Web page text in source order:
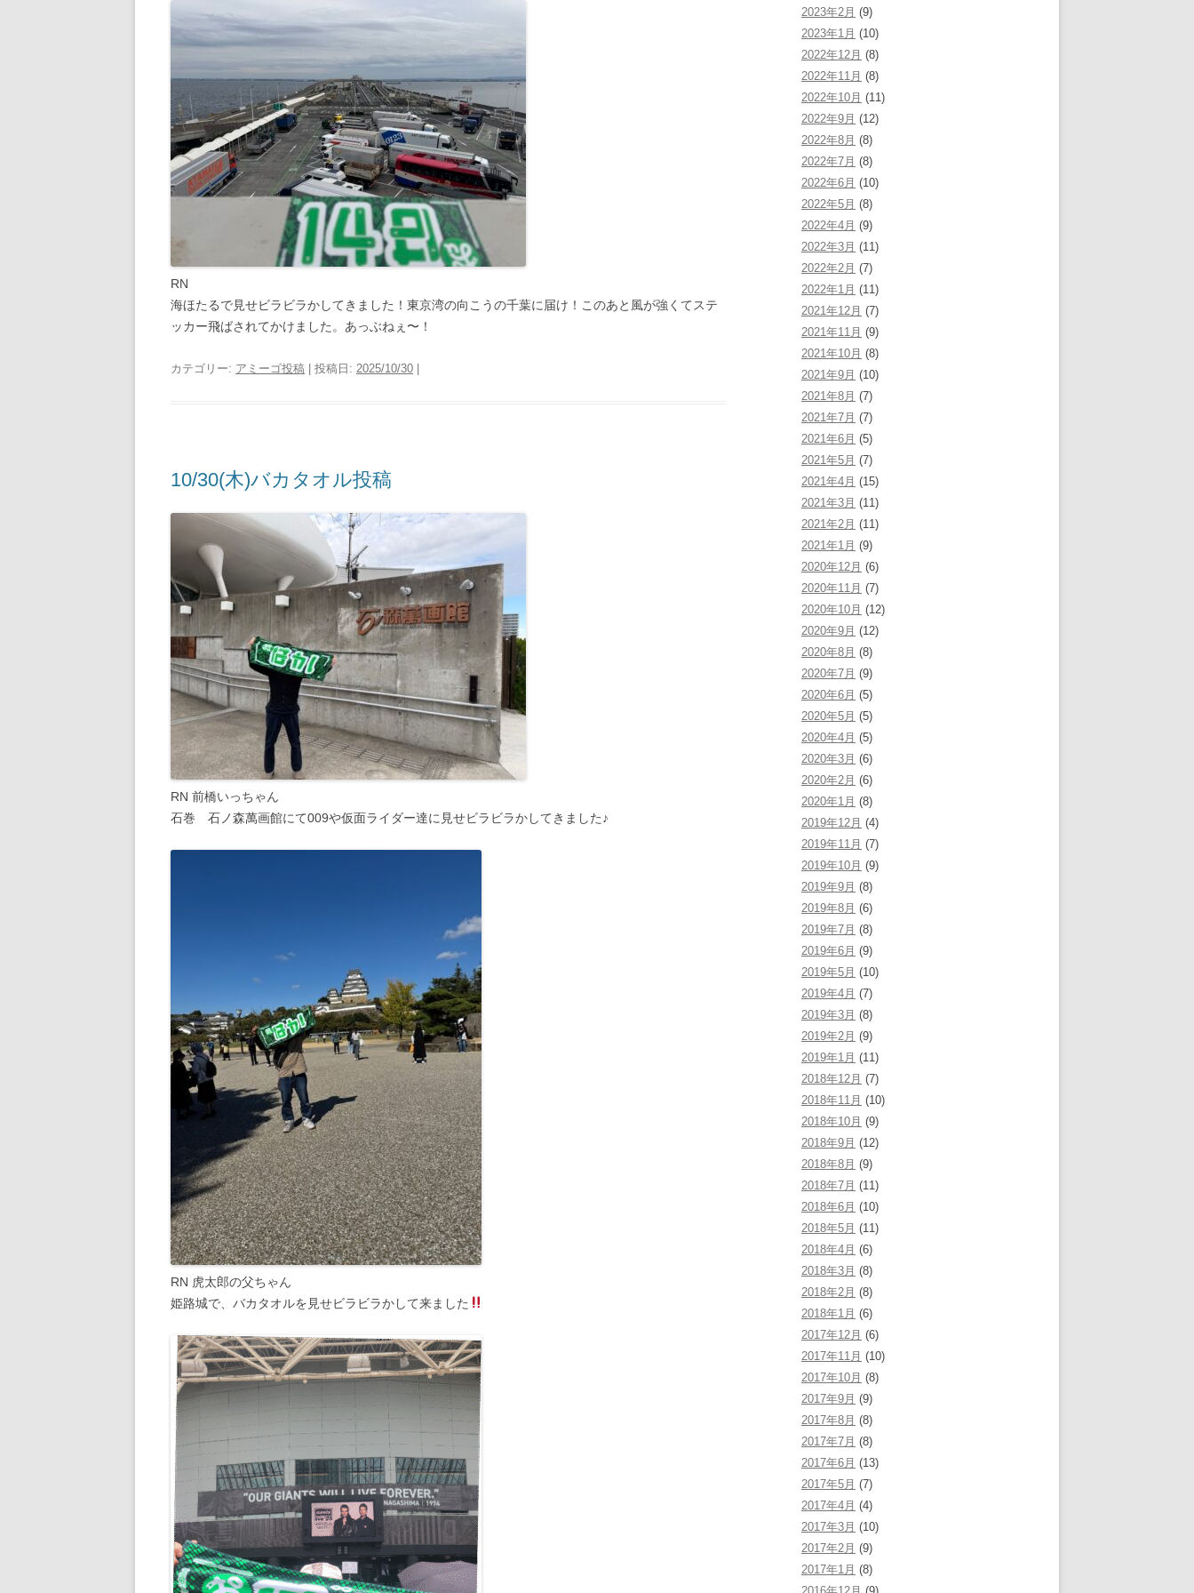
RN
海ほたるで見せビラビラかしてきました！東京湾の向こうの千葉に届け！このあと風が強くてステ
ッカー飛ばされてかけました。あっぶねぇ〜！
カテゴリー: アミーゴ投稿 | 投稿日: 2025/10/30
10/30(木)バカタオル投稿
RN 前橋いっちゃん
石巻 石ノ森萬画館にて009や仮面ライダー達に見せビラビラかしてきました♪
RN 虎太郎の父ちゃん
姫路城で、バカタオルを見せビラビラかして来ました
2023年2月 (9)
2023年1月 (10)
2022年12月 (8)
2022年11月 (8)
2022年10月 (11)
2022年9月 (12)
2022年8月 (8)
2022年7月 (8)
2022年6月 (10)
2022年5月 (8)
2022年4月 (9)
2022年3月 (11)
2022年2月 (7)
2022年1月 (11)
2021年12月 (7)
2021年11月 (9)
2021年10月 (8)
2021年9月 (10)
2021年8月 (7)
2021年7月 (7)
2021年6月 (5)
2021年5月 (7)
2021年4月 (15)
2021年3月 (11)
2021年2月 (11)
2021年1月 (9)
2020年12月 (6)
2020年11月 (7)
2020年10月 (12)
2020年9月 (12)
2020年8月 (8)
2020年7月 (9)
2020年6月 (5)
2020年5月 (5)
2020年4月 (5)
2020年3月 (6)
2020年2月 (6)
2020年1月 (8)
2019年12月 (4)
2019年11月 (7)
2019年10月 (9)
2019年9月 (8)
2019年8月 (6)
2019年7月 (8)
2019年6月 (9)
2019年5月 (10)
2019年4月 (7)
2019年3月 (8)
2019年2月 (9)
2019年1月 (11)
2018年12月 (7)
2018年11月 (10)
2018年10月 (9)
2018年9月 (12)
2018年8月 (9)
2018年7月 (11)
2018年6月 (10)
2018年5月 (11)
2018年4月 (6)
2018年3月 (8)
2018年2月 (8)
2018年1月 (6)
2017年12月 (6)
2017年11月 (10)
2017年10月 (8)
2017年9月 (9)
2017年8月 (8)
2017年7月 (8)
2017年6月 (13)
2017年5月 (7)
2017年4月 (4)
2017年3月 (10)
2017年2月 (9)
2017年1月 (8)